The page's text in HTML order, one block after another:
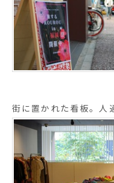
街に置かれた看板。人